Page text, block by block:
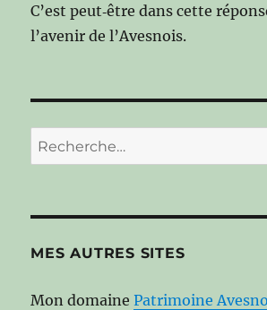
C’est peut‑être dans cette
l’avenir de l’Avesnois.
Recherche
pour :
MES AUTRES SITES
Mon domainePatrimoine